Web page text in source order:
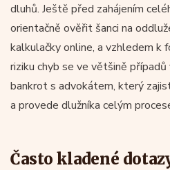
dluhů. Ještě před zahájením
orientačně ověřit šanci na
kalkulačky online, a vzhledem k
riziku chyb se ve většině
bankrot s advokátem, který
a provede dlužníka celým
Často kladené